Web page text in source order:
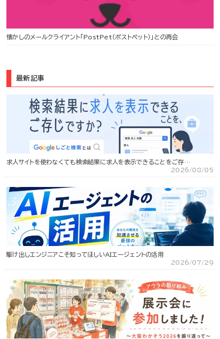
懐かしのメールクライアント「PostPet（ポストペット）」との再会
最新記事
求人サイトを使わなくても検索結果に求人を表示できることをご存…
2026/08/05
駆け出しエンジニアこそ知ってほしいAIエージェントの活用
2026/07/29